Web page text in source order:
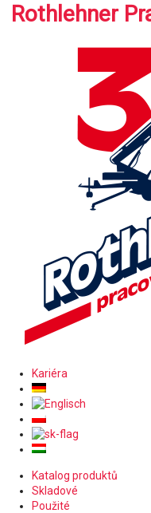
Rothlehner
Kariéra
Katalog produktů
Skladové
Použité